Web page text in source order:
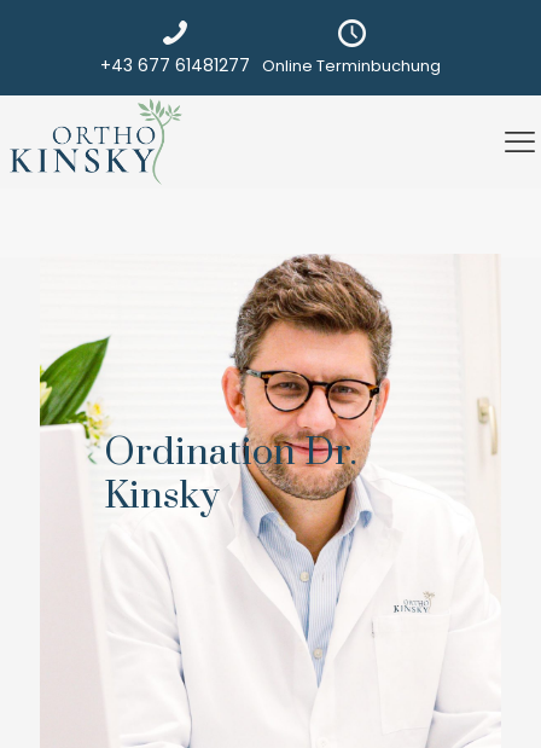
+43 677 61481277 Online Terminbuchung
Ordination Dr.
Kinsky